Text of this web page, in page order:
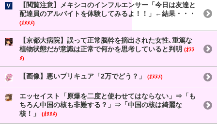
【閲覧注意】メキシコのインフルエンサー「今日は友達と
配達員のアルバイトを体験してみるよ！！」←結果・・・
(ｵﾇﾇﾒ)
【京都大病院】誤って正常脳幹を摘出された女性､重篤な
植物状態だが意識は正常で何かを思考していると判明 (ｵﾇﾇ
ﾒ)
【画像】悪いプリキュア「2万でどう？」 (ｵﾇﾇﾒ)
エッセイスト「原爆を二度と使わせてはならない」⇒「も
ちろん中国の核も非難する？」⇒「中国の核は綺麗な
核！」
(ｵﾇﾇﾒ)